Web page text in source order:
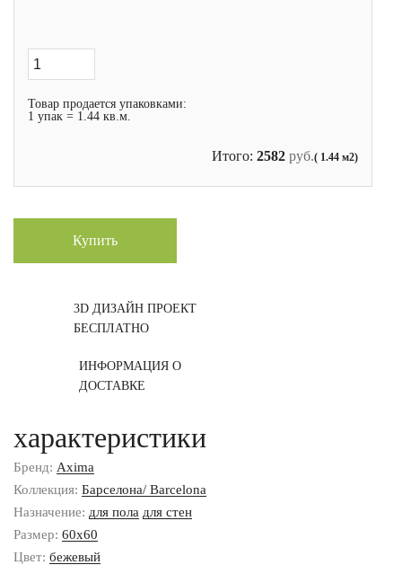
Товар продается упаковками:
1 упак = 1.44 кв.м.
Итого: 2582 руб.( 1.44 м2)
Купить
3D ДИЗАЙН ПРОЕКТ
БЕСПЛАТНО
ИНФОРМАЦИЯ О
ДОСТАВКЕ
характеристики
Бренд: Axima
Коллекция: Барселона/ Barcelona
Назначение: для пола для стен
Размер: 60x60
Цвет: бежевый